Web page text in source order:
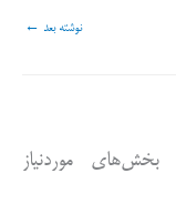
نوشته بعد ←
بخش‌های موردنیاز